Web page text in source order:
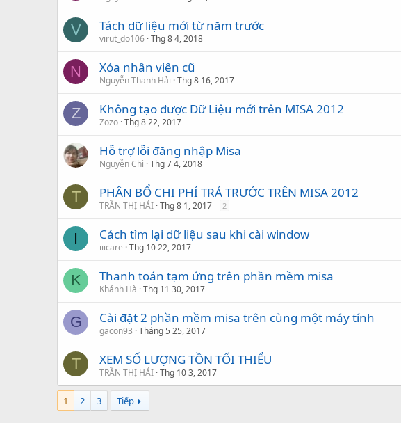
V Tách dữ liệu mới từ năm trước
virut_do106 Thg 8 4, 2018
N Xóa nhân viên cũ
Nguyễn Thanh Hải Thg 8 16, 2017
Z Không tạo được Dữ Liệu mới trên MISA 2012
Zozo Thg 8 22, 2017
Hỗ trợ lỗi đăng nhập Misa
Nguyễn Chi Thg 7 4, 2018
T PHÂN BỔ CHI PHÍ TRẢ TRƯỚC TRÊN MISA 2012
TRẦN THỊ HẢI Thg 8 1, 2017 2
I Cách tìm lại dữ liệu sau khi cài window
iiicare Thg 10 22, 2017
K Thanh toán tạm ứng trên phần mềm misa
Khánh Hà Thg 11 30, 2017
G Cài đặt 2 phần mềm misa trên cùng một máy tính
gacon93 Tháng 5 25, 2017
T XEM SỐ LƯỢNG TỒN TỐI THIỂU
TRẦN THỊ HẢI Thg 10 3, 2017
1 2 3 Tiếp